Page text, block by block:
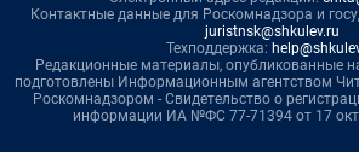
Контактные данные для Роскомнадзора и
juristnsk@shkulev.ru
Техподдержка:
Редакционные материалы, опубликованные
подготовлены Информационным агентством
Роскомнадзором - Свидетельство о
информации ИА №ФС 77-71394 от 17